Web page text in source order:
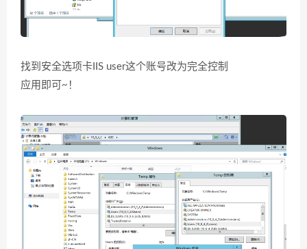
找到安全选项卡IIS user这个账号改为完全控制
应用即可~！